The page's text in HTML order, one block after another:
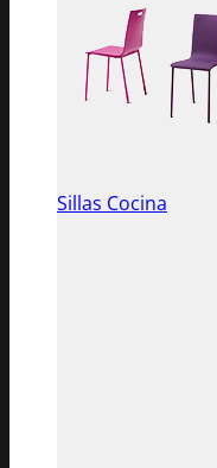
Sillas Cocina